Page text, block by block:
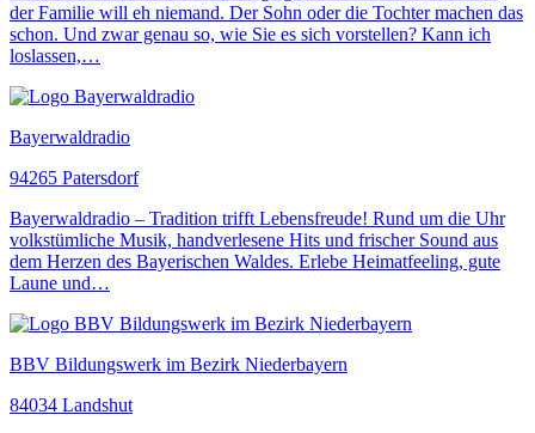
der Familie will eh niemand. Der Sohn oder die Tochter machen das
schon. Und zwar genau so, wie Sie es sich vorstellen? Kann ich
loslassen,…
Bayerwaldradio
94265 Patersdorf
Bayerwaldradio – Tradition trifft Lebensfreude! Rund um die Uhr
volkstümliche Musik, handverlesene Hits und frischer Sound aus
dem Herzen des Bayerischen Waldes. Erlebe Heimatfeeling, gute
Laune und…
BBV Bildungswerk im Bezirk Niederbayern
84034 Landshut